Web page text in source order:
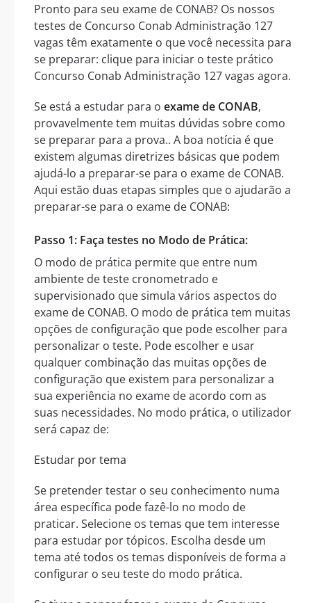
Pronto para seu exame de CONAB? Os nossos
testes de Concurso Conab Administração 127
vagas têm exatamente o que você necessita para
se preparar: clique para iniciar o teste prático
Concurso Conab Administração 127 vagas agora.
Se está a estudar para o exame de CONAB,
provavelmente tem muitas dúvidas sobre como
se preparar para a prova.. A boa notícia é que
existem algumas diretrizes básicas que podem
ajudá-lo a preparar-se para o exame de CONAB.
Aqui estão duas etapas simples que o ajudarão a
preparar-se para o exame de CONAB:
Passo 1: Faça testes no Modo de Prática:
O modo de prática permite que entre num
ambiente de teste cronometrado e
supervisionado que simula vários aspectos do
exame de CONAB. O modo de prática tem muitas
opções de configuração que pode escolher para
personalizar o teste. Pode escolher e usar
qualquer combinação das muitas opções de
configuração que existem para personalizar a
sua experiência no exame de acordo com as
suas necessidades. No modo prática, o utilizador
será capaz de:
Estudar por tema
Se pretender testar o seu conhecimento numa
área específica pode fazê-lo no modo de
praticar. Selecione os temas que tem interesse
para estudar por tópicos. Escolha desde um
tema até todos os temas disponíveis de forma a
configurar o seu teste do modo prática.